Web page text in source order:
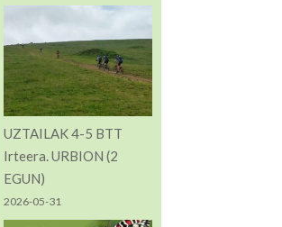
UZTAILAK 4-5 BTT
Irteera. URBION (2
EGUN)
2026-05-31